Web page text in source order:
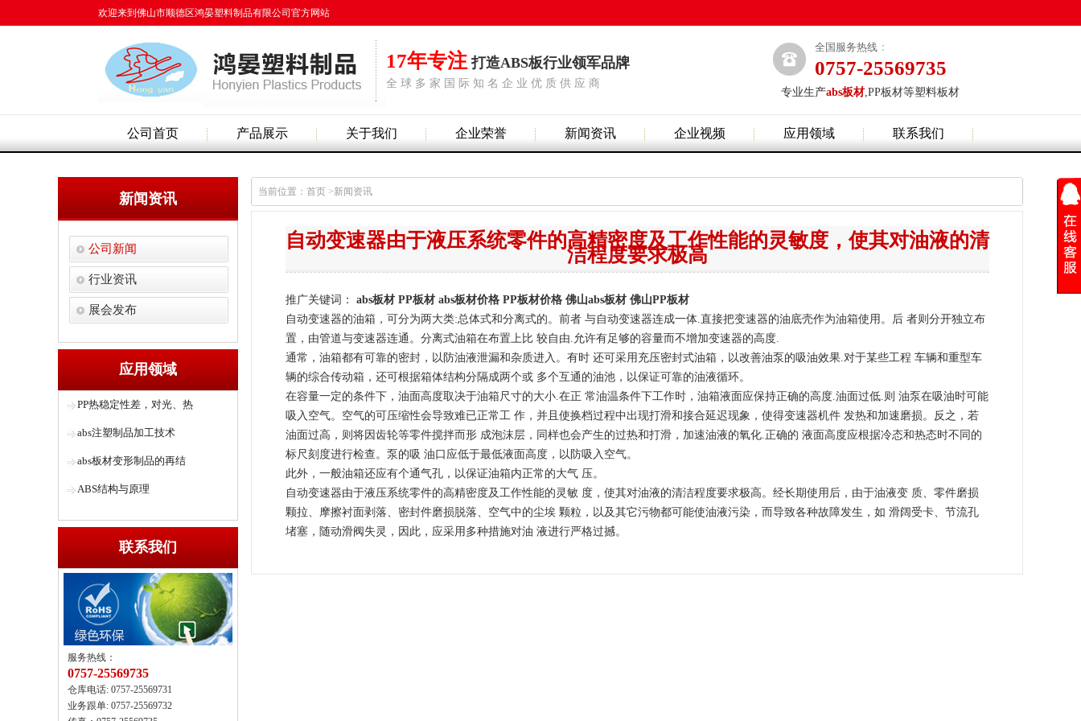
欢迎来到佛山市顺德区鸿晏塑料制品有限公司官方网站
17年专注 打造ABS板行业领军品牌
全 球 多 家 国 际 知 名 企 业 优 质 供 应 商
全国服务热线：
0757-25569735
专业生产abs板材,PP板材等塑料板材
公司首页 产品展示 关于我们 企业荣誉 新闻资讯 企业视频 应用领域 联系我们
新闻资讯
公司新闻
行业资讯
展会发布
应用领域
PP热稳定性差，对光、热
abs注塑制品加工技术
abs板材变形制品的再结
ABS结构与原理
联系我们
服务热线：
0757-25569735
仓库电话: 0757-25569731
业务跟单: 0757-25569732
当前位置：首页 >新闻资讯
自动变速器由于液压系统零件的高精密度及工作性能的灵敏度，使其对油液的清
洁程度要求极高
推广关键词： abs板材 PP板材 abs板材价格 PP板材价格 佛山abs板材 佛山PP板材
自动变速器的油箱，可分为两大类:总体式和分离式的。前者 与自动变速器连成一体.直接把变速器的油底壳作为油箱使用。后 者则分开独立布
置，由管道与变速器连通。分离式油箱在布置上比 较自由.允许有足够的容量而不增加变速器的高度.
通常，油箱都有可靠的密封，以防油液泄漏和杂质进入。有时 还可采用充压密封式油箱，以改善油泵的吸油效果.对于某些工程 车辆和重型车
辆的综合传动箱，还可根据箱体结构分隔成两个或 多个互通的油池，以保证可靠的油液循环。
在容量一定的条件下，油面高度取决于油箱尺寸的大小.在正 常油温条件下工作时，油箱液面应保持正确的高度.油面过低.则 油泵在吸油时可能
吸入空气。空气的可压缩性会导致难已正常工 作，并且使换档过程中出现打滑和接合延迟现象，使得变速器机件 发热和加速磨损。反之，若
油面过高，则将因齿轮等零件搅拌而形 成泡沫层，同样也会产生的过热和打滑，加速油液的氧化.正确的 液面高度应根据冷态和热态时不同的
标尺刻度进行检查。泵的吸 油口应低于最低液面高度，以防吸入空气。
此外，一般油箱还应有个通气孔，以保证油箱内正常的大气 压。
自动变速器由于液压系统零件的高精密度及工作性能的灵敏 度，使其对油液的清洁程度要求极高。经长期使用后，由于油液变 质、零件磨损
颗拉、摩擦衬面剥落、密封件磨损脱落、空气中的尘埃 颗粒，以及其它污物都可能使油液污染，而导致各种故障发生，如 滑阔受卡、节流孔
堵塞，随动滑阀失灵，因此，应采用多种措施对油 液进行严格过撼。